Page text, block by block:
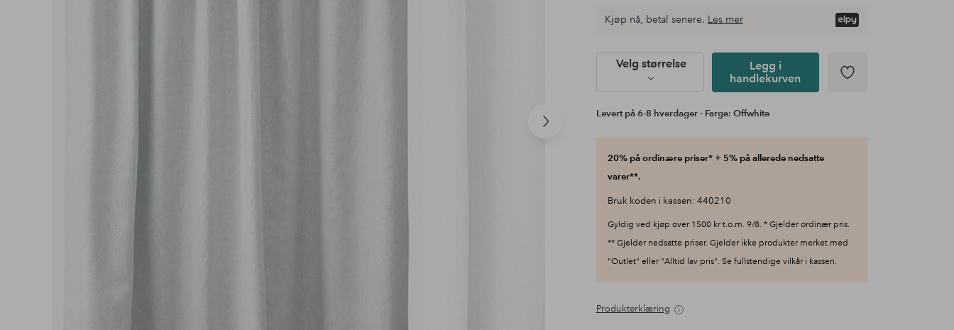
Neste
Kjøp nå, betal senere. Les mer
Velg størrelse
Legg i
handlekurven
Levert på 6-8 hverdager - Farge: Offwhite
20% på ordinære priser* + 5% på allerede nedsatte
varer**.
Bruk koden i kassen: 440210
Gyldig ved kjøp over 1500 kr t.o.m. 9/8. * Gjelder ordinær pris.
** Gjelder nedsatte priser. Gjelder ikke produkter merket med
"Outlet" eller "Alltid lav pris". Se fullstendige vilkår i kassen.
Produkterklæring